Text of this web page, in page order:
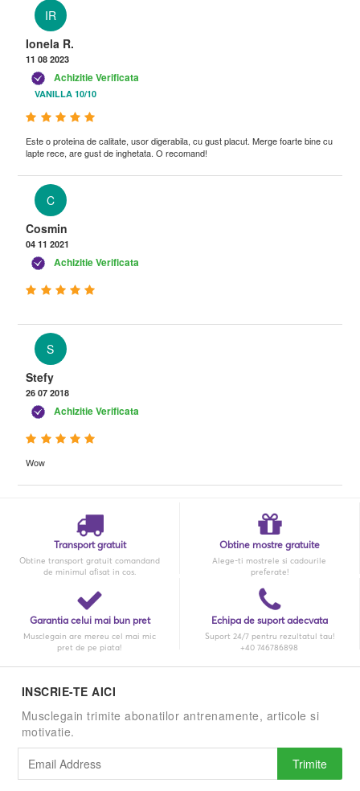
IR
Ionela R.
11 08 2023
Achizitie Verificata
VANILLA 10/10
Este o proteina de calitate, usor digerabila, cu gust placut. Merge foarte bine cu
lapte rece, are gust de inghetata. O recomand!
C
Cosmin
04 11 2021
Achizitie Verificata
S
Stefy
26 07 2018
Achizitie Verificata
Wow
Transport gratuit
Obtine transport gratuit comandand
de minimul afisat in cos.
Obtine mostre gratuite
Alege-ti mostrele si cadourile
preferate!
Garantia celui mai bun pret
Musclegain are mereu cel mai mic
pret de pe piata!
Echipa de suport adecvata
Suport 24/7 pentru rezultatul tau!
+40 746786898
INSCRIE-TE AICI
Musclegain trimite abonatilor antrenamente, articole si
motivatie.
Trimite